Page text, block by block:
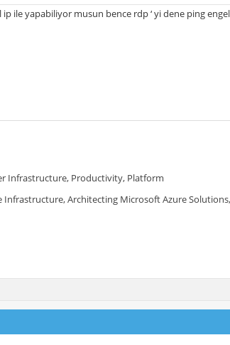
ile yapabiliyor musun bence rdp ‘ yi dene ping
Infrastructure, Productivity, Platform
Architecting Microsoft Azure